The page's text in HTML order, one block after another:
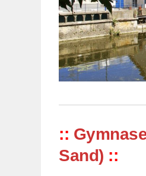
::
Sand) ::